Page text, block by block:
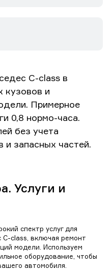
C-class в
кузовов и
Примерное
0,8 нормо-часа.
без учета
и запасных частей.
Услуги и
спектр услуг для
class, включая ремонт
модели. Используем
оборудование, чтобы
автомобиля.